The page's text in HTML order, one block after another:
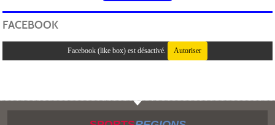
FACEBOOK
Facebook (like box) est désactivé. Autoriser